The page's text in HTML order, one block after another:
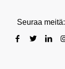
Seuraa meitä: